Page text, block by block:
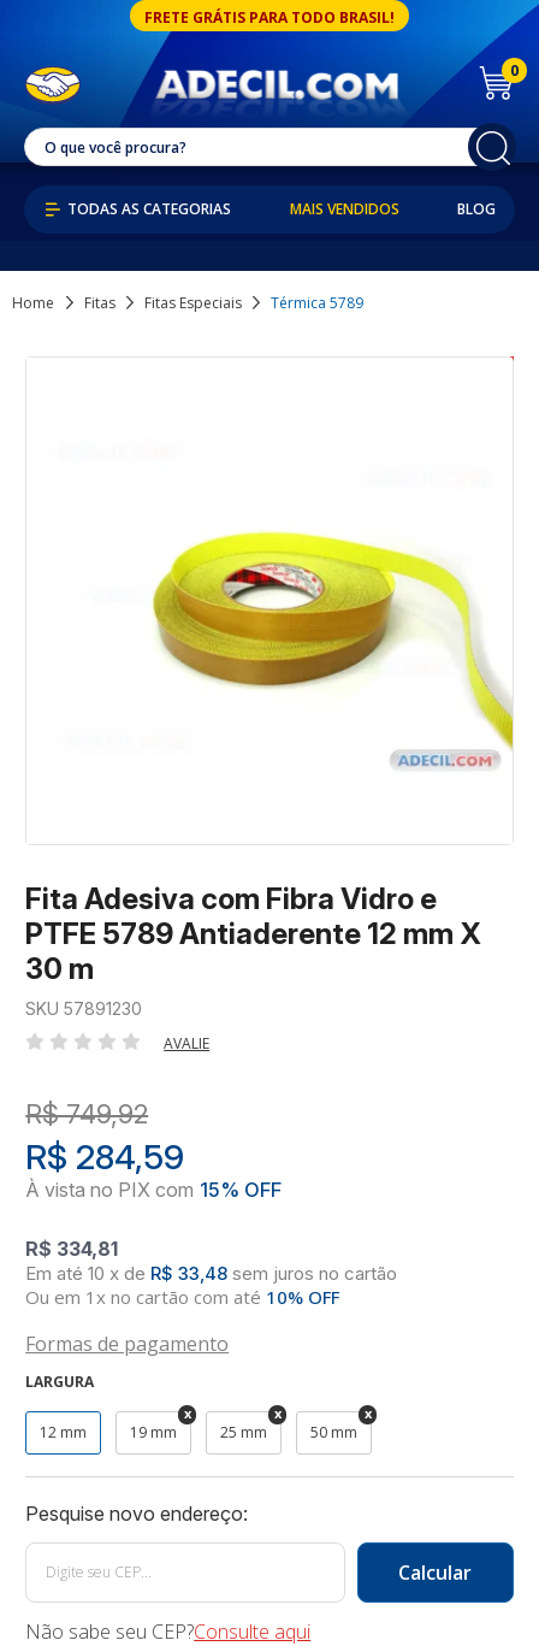
FRETE GRÁTIS PARA TODO BRASIL!
0
MAIS VENDIDOS BLOG
Home Fitas Fitas Especiais Térmica 5789
Fita Adesiva com Fibra Vidro e
PTFE 5789 Antiaderente 12 mm X
30 m
SKU 57891230
AVALIE
R$ 749,92
R$ 334,81
R$ 284,59
10 x de R$ 33,48 sem juros no cartão
Ou em 1x no cartão com até 10% OFF
Formas de pagamento
LARGURA
12 mm 19 mm 25 mm 50 mm
Não sabe seu CEP?Consulte aqui